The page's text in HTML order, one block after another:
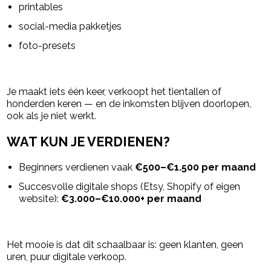
printables
social-media pakketjes
foto-presets
Je maakt iets één keer, verkoopt het tientallen of
honderden keren — en de inkomsten blijven doorlopen,
ook als je niet werkt.
WAT KUN JE VERDIENEN?
Beginners verdienen vaak €500–€1.500 per maand
Succesvolle digitale shops (Etsy, Shopify of eigen
website): €3.000–€10.000+ per maand
Het mooie is dat dit schaalbaar is: geen klanten, geen
uren, puur digitale verkoop.